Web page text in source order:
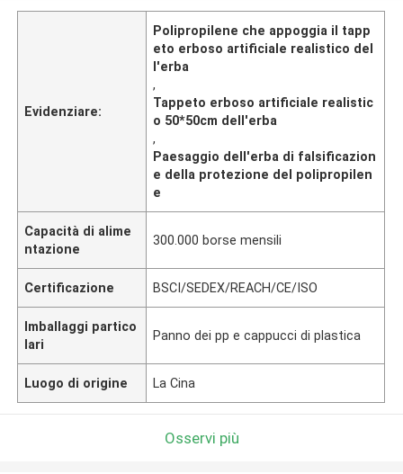
Evidenziare:
Polipropilene che appoggia il tapp
eto erboso artificiale realistico del
l'erba
,
Tappeto erboso artificiale realistic
o 50*50cm dell'erba
,
Paesaggio dell'erba di falsificazion
e della protezione del polipropilen
e
Capacità di alime
ntazione
300.000 borse mensili
Certificazione BSCI/SEDEX/REACH/CE/ISO
Imballaggi partico
lari
Panno dei pp e cappucci di plastica
Luogo di origine La Cina
Osservi più